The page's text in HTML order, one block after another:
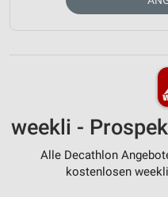
weekli -
Alle Decathlon
kostenlosen